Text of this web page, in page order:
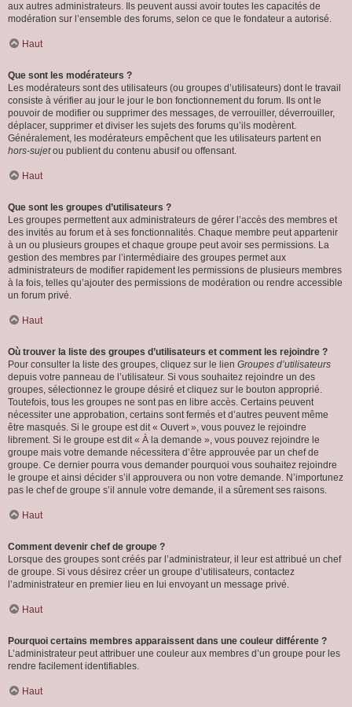
aux autres administrateurs. Ils peuvent aussi avoir toutes les capacités de
modération sur l’ensemble des forums, selon ce que le fondateur a autorisé.
Haut
Que sont les modérateurs ?
Les modérateurs sont des utilisateurs (ou groupes d’utilisateurs) dont le travail
consiste à vérifier au jour le jour le bon fonctionnement du forum. Ils ont le
pouvoir de modifier ou supprimer des messages, de verrouiller, déverrouiller,
déplacer, supprimer et diviser les sujets des forums qu’ils modèrent.
Généralement, les modérateurs empêchent que les utilisateurs partent en
hors-sujetou publient du contenu abusif ou offensant.
Haut
Que sont les groupes d’utilisateurs ?
Les groupes permettent aux administrateurs de gérer l’accès des membres et
des invités au forum et à ses fonctionnalités. Chaque membre peut appartenir
à un ou plusieurs groupes et chaque groupe peut avoir ses permissions. La
gestion des membres par l’intermédiaire des groupes permet aux
administrateurs de modifier rapidement les permissions de plusieurs membres
à la fois, telles qu’ajouter des permissions de modération ou rendre accessible
un forum privé.
Haut
Où trouver la liste des groupes d’utilisateurs et comment les rejoindre ?
Pour consulter la liste des groupes, cliquez sur le lien Groupes d’utilisateurs
depuis votre panneau de l’utilisateur. Si vous souhaitez rejoindre un des
groupes, sélectionnez le groupe désiré et cliquez sur le bouton approprié.
Toutefois, tous les groupes ne sont pas en libre accès. Certains peuvent
nécessiter une approbation, certains sont fermés et d’autres peuvent même
être masqués. Si le groupe est dit « Ouvert », vous pouvez le rejoindre
librement. Si le groupe est dit « À la demande », vous pouvez rejoindre le
groupe mais votre demande nécessitera d’être approuvée par un chef de
groupe. Ce dernier pourra vous demander pourquoi vous souhaitez rejoindre
le groupe et ainsi décider s’il approuvera ou non votre demande. N’importunez
pas le chef de groupe s’il annule votre demande, il a sûrement ses raisons.
Haut
Comment devenir chef de groupe ?
Lorsque des groupes sont créés par l’administrateur, il leur est attribué un chef
de groupe. Si vous désirez créer un groupe d’utilisateurs, contactez
l’administrateur en premier lieu en lui envoyant un message privé.
Haut
Pourquoi certains membres apparaissent dans une couleur différente ?
L’administrateur peut attribuer une couleur aux membres d’un groupe pour les
rendre facilement identifiables.
Haut